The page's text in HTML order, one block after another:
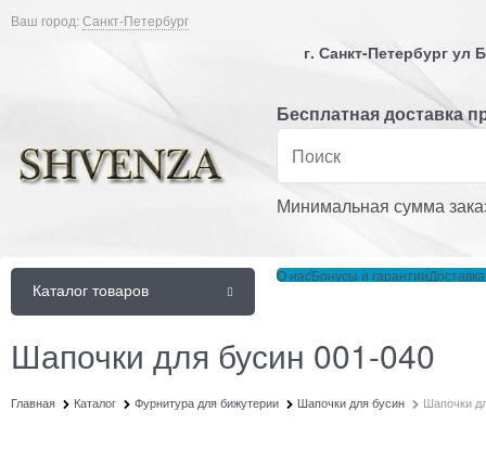
Ваш город:Санкт-Петербург
г. Санкт-Петербург
Бесплатная доставка
Минимальная сумма
Каталог товаров
О насБонусы и гарантии
Шапочки для бусин 001-040
Главная Каталог Фурнитура для бижутерии Шапочки для бусин Шапочки